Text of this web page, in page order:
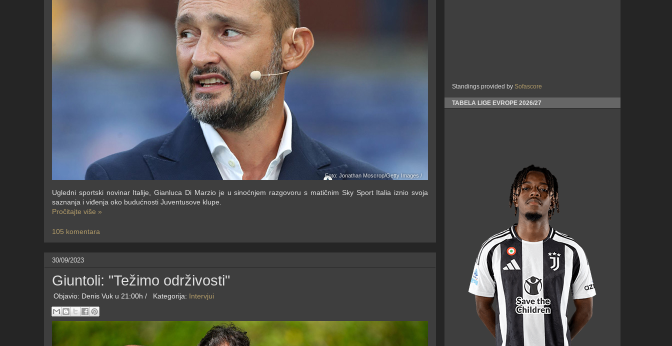
Foto: Jonathan Moscrop/Getty Images /
Ugledni sportski novinar Italije, Gianluca Di Marzio je u sinoćnjem razgovoru s matičnim Sky Sport Italia iznio svoja
saznanja i viđenja oko budućnosti Juventusove klupe.
Pročitajte više »
105 komentara
30/09/2023
Giuntoli: "Težimo održivosti"
Objavio: Denis Vuk u 21:00h / Kategorija: Intervjui
Standings provided by Sofascore
TABELA LIGE EVROPE 2026/27